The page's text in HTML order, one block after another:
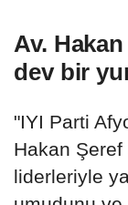
Av.
dev bir
"IYI Parti
Hakan Şeref
liderleriyle